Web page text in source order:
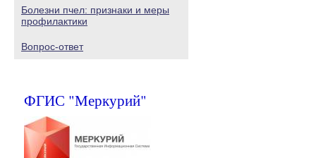
Болезни пчел: признаки и меры
профилактики
Вопрос-ответ
ФГИС "Меркурий"